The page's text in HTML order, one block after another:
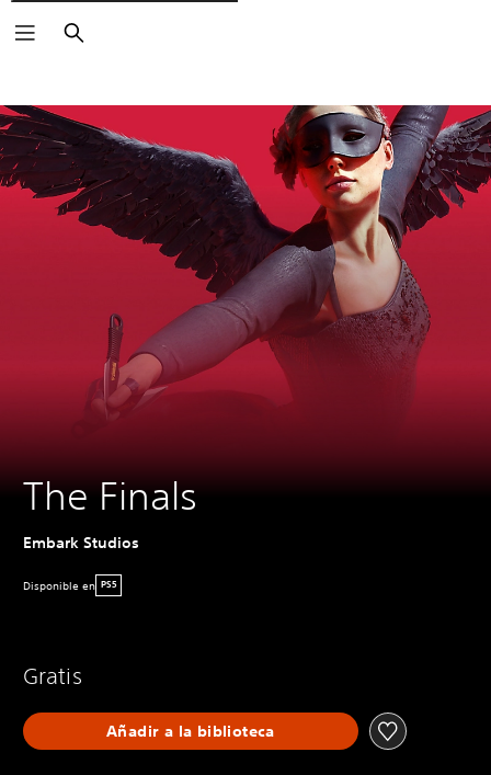
Buscar
The Finals
Embark Studios
Disponible en PS5
Gratis
Añadir a la biblioteca